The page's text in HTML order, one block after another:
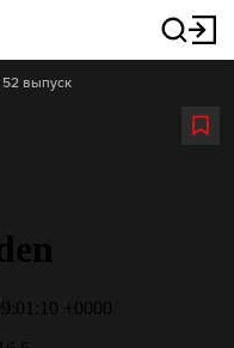
52 выпуск